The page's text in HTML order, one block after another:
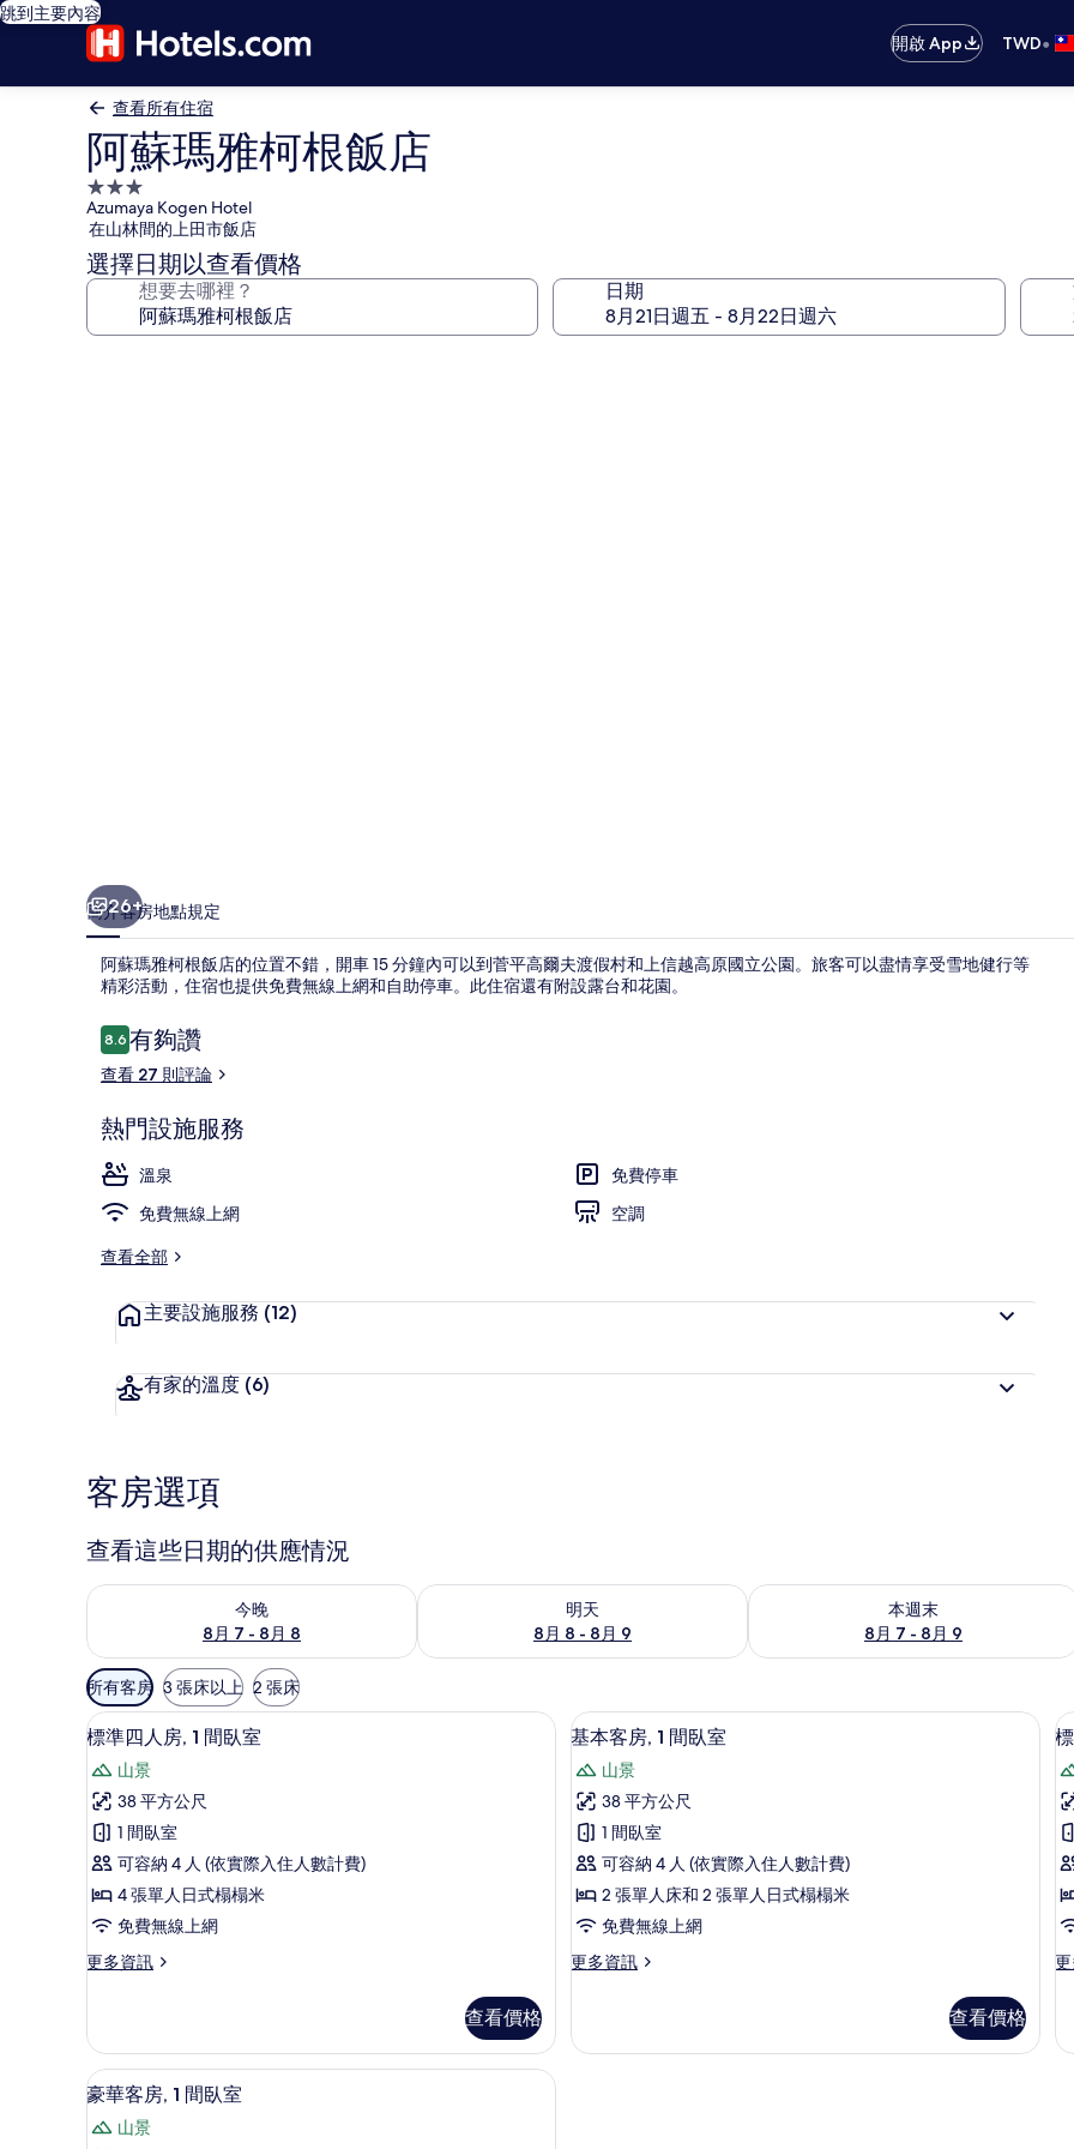
跳到主要內容
開啟 App
TWD•
查看所有住宿
阿蘇瑪雅柯根飯店
3.0
星
級
住
宿
Azumaya Kogen Hotel
在山林間的上田市飯店
選擇日期以查看價格
想要去哪裡？ 日期
26+
簡介客房地點規定
阿蘇瑪雅柯根飯店的位置不錯，開車 15 分鐘內可以到菅平高爾夫渡假村和上信越高原國立公園。旅客可以盡情享受雪地健行等
精彩活動，住宿也提供免費無線上網和自助停車。此住宿還有附設露台和花園。
評
論
8.68.6 分，滿分 10 分，
有夠讚
查看 27 則評論
熱門設施服務
溫泉
免費停車
免費無線上網
空調
查看全部
主要設施服務 (12)
有家的溫度 (6)
客房選項
查看這些日期的供應情況
今晚
8月 7 - 8月 8
查看今晚 (8月 7 - 8月 8) 的供應情況
明天
8月 8 - 8月 9
查看明天 (8月 8 - 8月 9) 的供應情況
本週末
8月 7 - 8月 9
查看本週末 (8月 7 - 8月 9) 的供應情況
可
用
的
客
房
篩
選
條
件
所有客房 3 張床以上 2 張床
顯
示
標
準
四
人
房,
間
室
的
所
有
標準四人房, 1 間臥室 | 高級寢具、羽絨被、客房內保險箱、書桌
4
標準四人房, 1 間臥室
山景
38 平方公尺
1 間臥室
可容納 4 人 (依實際入住人數計費)
4 張單人日式榻榻米
免費無線上網
更多資訊
更
四
人
房,
間
查看價格
顯
示
基
本
客
房,
1
間
臥
的
基本客房, 1 間臥室 | 高級寢具、羽絨被
4
基本客房, 1 間臥室
山景
38 平方公尺
1 間臥室
可容納 4 人 (依實際入住人數計費)
2 張單人床和 2 張單人日式榻榻米
免費無線上網
更多資訊
更
客
查看價格
示
床
室
更
雙
顯
示
豪華客房, 1 間臥室 | 高級寢具、羽絨被、客房內保險箱、書桌
4
豪華客房, 1 間臥室
山景